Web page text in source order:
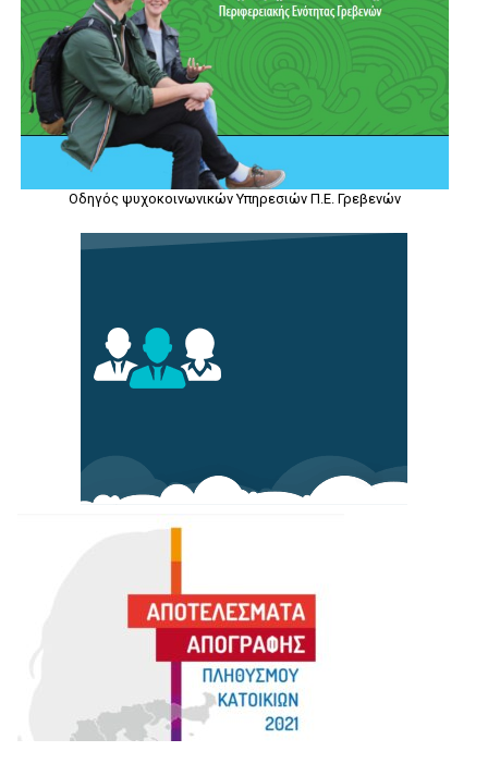
Οδηγός ψυχοκοινωνικών Υπηρεσιών Π.Ε. Γρεβενών